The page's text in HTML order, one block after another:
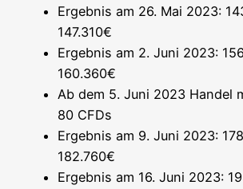
Ergeb­nis am 26. Mai 2023:
147.310€
Ergeb­nis am 2. Juni 2023:
160.360€
Ab dem 5. Juni 2023 Han­del
80 CFDs
Ergeb­nis am 9. Juni 2023:
182.760€
Ergeb­nis am 16. Juni 2023: